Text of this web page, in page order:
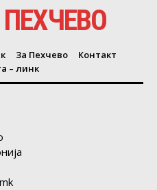
За Пехчево
Контакт
– линк